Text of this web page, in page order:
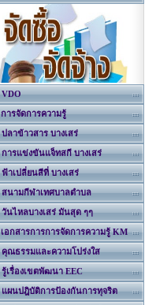
VDO
การจัดการความรู้
ปลาข้าวสาร บางเสร่
การแข่งขันแจ็ทสกี บางเสร่
ฟ้าเปลี่ยนสีที่ บางเสร่
สนามกีฬาเทศบาลตำบล
วันไหลบางเสร่ มันสุด ๆๆ
เอกสารการการจัดการความรู้ KM
คุณธรรมและความโปร่งใส
รู้เรื่องเขตพัฒนา EEC
แผนปฎิบัติการป้องกันการทุจริต